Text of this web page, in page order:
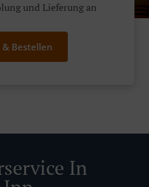
und Lieferung an
Bestellen
In